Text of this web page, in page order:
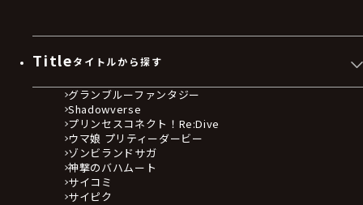
Titleタイトルから探す
グランブルーファンタジー
Shadowverse
プリンセスコネクト！Re:Dive
ウマ娘 プリティーダービー
ゾンビランドサガ
神撃のバハムート
サイコミ
サイピク